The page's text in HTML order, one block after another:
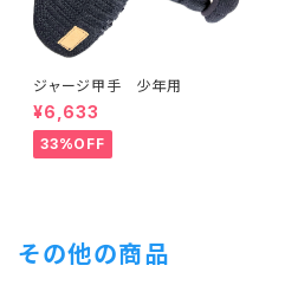
ジャージ甲手 少年用
¥6,633
33%OFF
その他の商品